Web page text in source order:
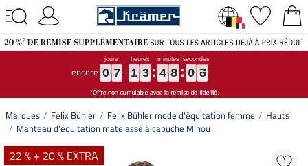
encore 0
0
0
0 7
7
7
7 1
1
1
1 3
3
3
3 4
4
4
4 8
8
8
8 0
0
0
0 7
7
7
7
Marques Felix Bühler Felix Bühler mode d'équitation femme
Hauts
Manteau d'équitation matelassé à capuche Minou
22 % + 20 % EXTRA